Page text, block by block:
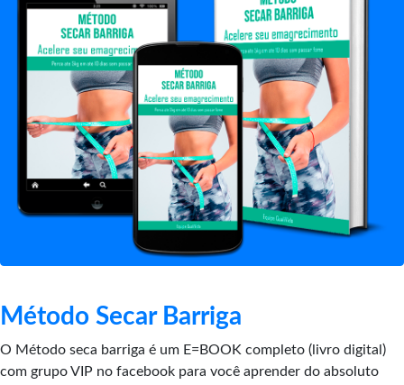
Método Secar Barriga
O Método seca barriga é um E=BOOK completo (livro digital)
com grupo VIP no facebook para você aprender do absoluto